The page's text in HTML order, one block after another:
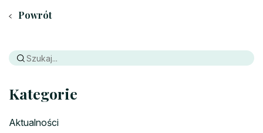
Powrót
Kategorie
Aktualności